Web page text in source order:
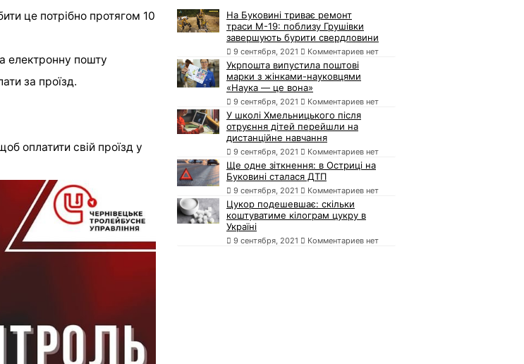
це потрібно протягом 10
електронну пошту
за проїзд.
оплатити свій проїзд у
На Буковині триває ремонт
траси М-19: поблизу Грушівки
завершують бурити свердловини
9 сентября, 2021 Комментариев нет
Укрпошта випустила поштові
марки з жінками-науковцями
«Наука — це вона»
9 сентября, 2021 Комментариев нет
У школі Хмельницького після
отруєння дітей перейшли на
дистанційне навчання
9 сентября, 2021 Комментариев нет
Ще одне зіткнення: в Остриці на
Буковині сталася ДТП
9 сентября, 2021 Комментариев нет
Цукор подешевшає: скільки
коштуватиме кілограм цукру в
Україні
9 сентября, 2021 Комментариев нет